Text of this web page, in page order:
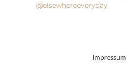
@elsewhereeveryday
Impressum